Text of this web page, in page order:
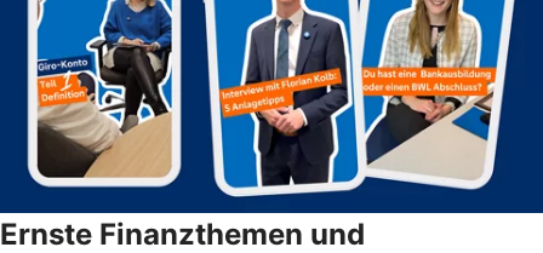
Ernste Finanzthemen und